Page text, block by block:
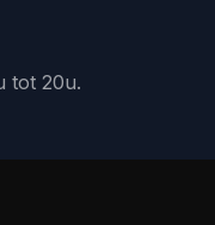
tot 20u.